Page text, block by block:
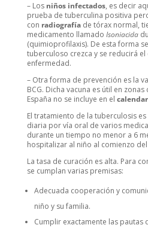
– Los niños infectados, es decir
prueba de tuberculina positiva
con radiografíade tórax normal,
medicamento llamado Isoniacida
(quimioprofilaxis). De esta forma
tuberculoso crezca y se reducirá
enfermedad.
– Otra forma de prevención es la
BCG. Dicha vacuna es útil en
España no se incluye en el
El tratamiento de la tuberculosis
diaria por vía oral de varios
durante un tiempo no menor a 6
hospitalizar al niño al comienzo
La tasa de curación es alta. Para
se cumplan varias premisas:
Adecuada cooperación y
niño y su familia.
Cumplir exactamente las pautas